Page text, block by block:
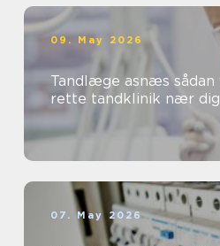
09. May 2026
Tandlæge asnæs sådan vælger du den
rette tandklinik nær dig
07. May 2026